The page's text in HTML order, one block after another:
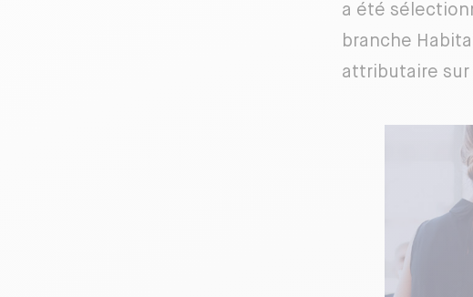
a été
branche
attributaire sur